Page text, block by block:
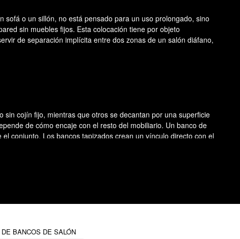
o un sillón, no está pensado para un uso prolongado, sino
sin muebles fijos. Esta colocación tiene por objeto
de separación implícita entre dos zonas de un salón diáfano,
cojín fijo, mientras que otros se decantan por una superficie
de cómo encaje con el resto del mobiliario. Un banco de
conjunto. Los bancos tapizados crean un vínculo directo con el
existente
bajo y legible que se ajusta a las funciones sin redefinir la
BANCOS DE SALÓN